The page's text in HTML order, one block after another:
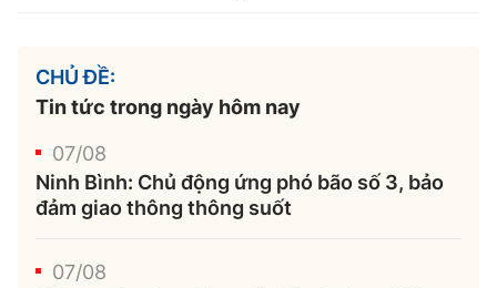
CHỦ ĐỀ:
Tin tức trong ngày hôm nay
07/08
Ninh Bình: Chủ động ứng phó bão số 3, bảo
đảm giao thông thông suốt
07/08